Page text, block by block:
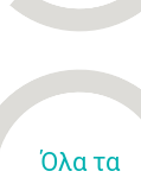
Όλα τα